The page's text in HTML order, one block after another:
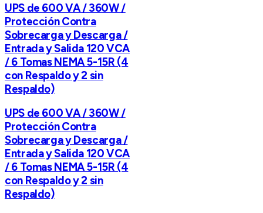
UPS de 600 VA / 360W /
Protección Contra
Sobrecarga y Descarga /
Entrada y Salida 120 VCA
/ 6 Tomas NEMA 5-15R (4
con Respaldo y 2 sin
Respaldo)
UPS de 600 VA / 360W /
Protección Contra
Sobrecarga y Descarga /
Entrada y Salida 120 VCA
/ 6 Tomas NEMA 5-15R (4
con Respaldo y 2 sin
Respaldo)